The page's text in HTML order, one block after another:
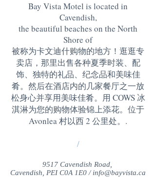
Bay Vista Motel is located in
Cavendish,
the beautiful beaches on the North
Shore of
被称为卡文迪什购物的地方！逛逛专
卖店，那里出售各种夏季时装、配
饰、独特的礼品、纪念品和美味佳
肴。然后在酒店内的几家餐厅之一放
松身心并享用美味佳肴。用 COWS 冰
淇淋为您的购物体验锦上添花。位于
Avonlea 村以西 2 公里处。 .
/
9517 Cavendish Road,
Cavendish, PEI C0A 1E0 / info@bayvista.ca